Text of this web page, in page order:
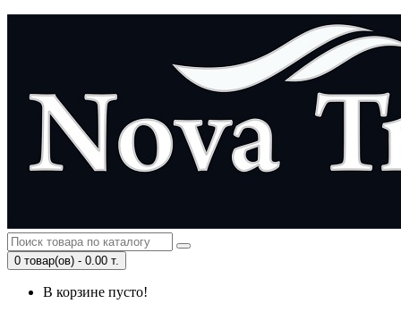
0 товар(ов) - 0.00 т.
В корзине пусто!